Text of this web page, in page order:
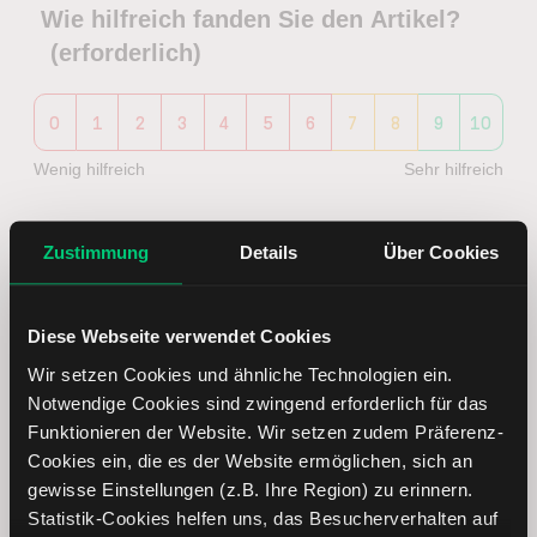
Zustimmung Details Über Cookies
Diese Webseite verwendet Cookies
Wir setzen Cookies und ähnliche Technologien ein.
Notwendige Cookies sind zwingend erforderlich für das
Funktionieren der Website. Wir setzen zudem Präferenz-
Cookies ein, die es der Website ermöglichen, sich an
gewisse Einstellungen (z.B. Ihre Region) zu erinnern.
Statistik-Cookies helfen uns, das Besucherverhalten auf
Wie hilfreich fanden Sie den Artikel?
(erforderlich)
0 1 2 3 4 5 6 7 8 9 10
Wenig hilfreich Sehr hilfreich
Börsenblick-Analysen per E-Mail
erhalten
Ihre E-Mail-Adresse